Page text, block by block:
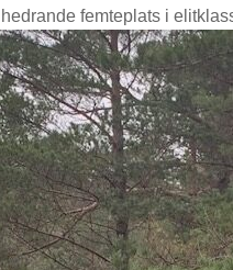
femteplats i